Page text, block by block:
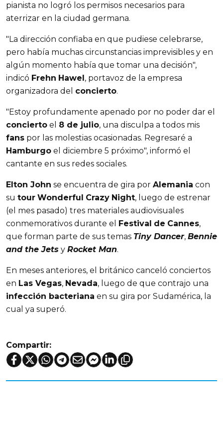
pianista no logró los permisos necesarios para
aterrizar en la ciudad germana.
"La dirección confiaba en que pudiese celebrarse,
pero había muchas circunstancias imprevisibles y en
algún momento había que tomar una decisión",
indicó Frehn Hawel , portavoz de la empresa
organizadora del concierto.
"Estoy profundamente apenado por no poder dar el
concierto el 8 de julio, una disculpa a todos mis
fans por las molestias ocasionadas. Regresaré a
Hamburgo el diciembre 5 próximo", informó el
cantante en sus redes sociales.
Elton John se encuentra de gira por Alemania con
su tour Wonderful Crazy Night, luego de estrenar
(el mes pasado) tres materiales audiovisuales
conmemorativos durante el
Festival de Cannes,
que forman parte de sus temas Tiny Dancer, Bennie
and the Jets y Rocket Man.
En meses anteriores, el británico canceló conciertos
en Las Vegas, Nevada, luego de que contrajo una
infección bacteriana en su gira por Sudamérica, la
cual ya superó.
Compartir: